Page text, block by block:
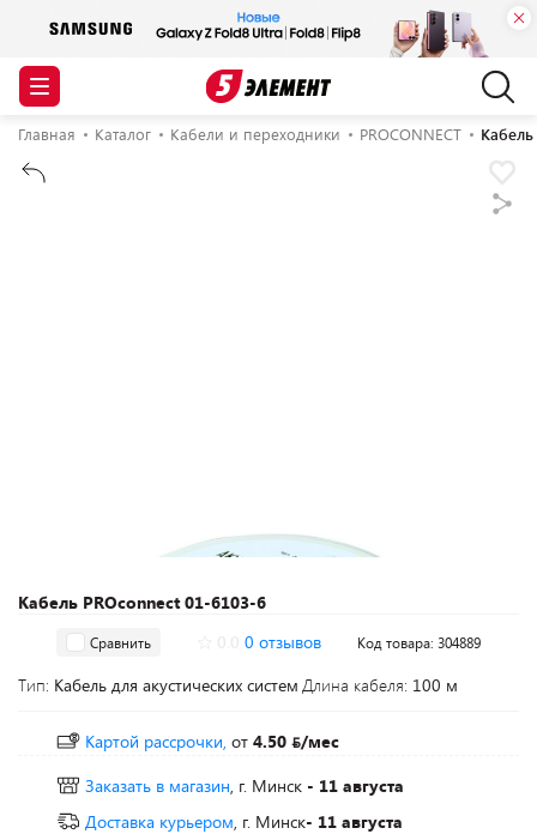
Главная Каталог Кабели и переходники PROCONNECT
Кабель PROconnect 01-6103-6
Сравнить 0 отзывов Код товара: 304889
Тип: Кабель для акустических систем Длина кабеля: 100 м
Картой рассрочки, от 4.50
/мес
Заказать в магазин, г. Минск - 11 августа
Доставка курьером, г. Минск- 11 августа